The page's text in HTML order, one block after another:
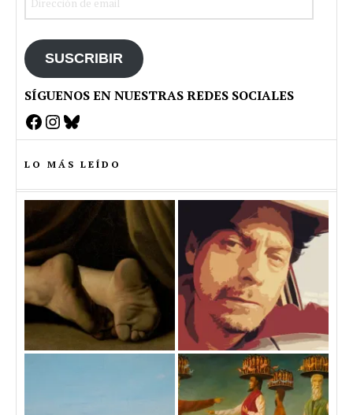
SUSCRIBIR
SÍGUENOS EN NUESTRAS REDES SOCIALES
Facebook
Instagram
Bluesky
LO MÁS LEÍDO